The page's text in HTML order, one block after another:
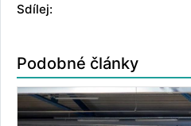
Sdílej:
Podobné články